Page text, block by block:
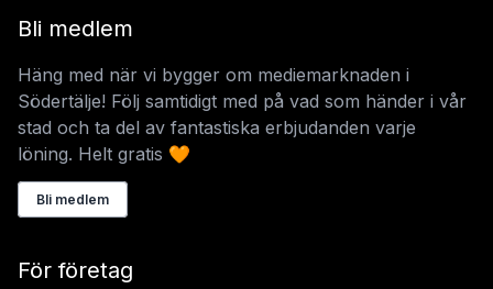
Bli medlem
Häng med när vi bygger om mediemarknaden i
Södertälje! Följ samtidigt med på vad som händer i vår
stad och ta del av fantastiska erbjudanden varje
löning. Helt gratis 🧡
Bli medlem
För företag